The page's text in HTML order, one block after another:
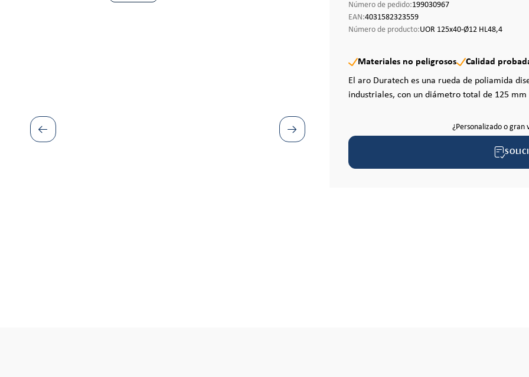
Número de pedido:199030967
EAN:4031582323559
Número de producto:UOR 125x40-Ø12 HL48,4
Materiales no peligrosos
Calidad
El aro Duratech es una rueda de poliamida
industriales, con un diámetro total de 125
¿Personalizado o gran